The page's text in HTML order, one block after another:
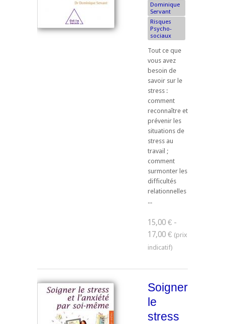
Dominique
Servant
Risques
Psycho-
sociaux
Tout ce que
vous avez
besoin de
savoir sur le
stress :
comment
reconnaître et
prévenir les
situations de
stress au
travail ;
comment
surmonter les
difficultés
relationnelles
...
15,00 € -
17,00 €
Soigner
le
stress